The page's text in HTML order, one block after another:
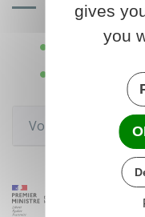
Mineur victime
Justice
Voir aussi
gives
you